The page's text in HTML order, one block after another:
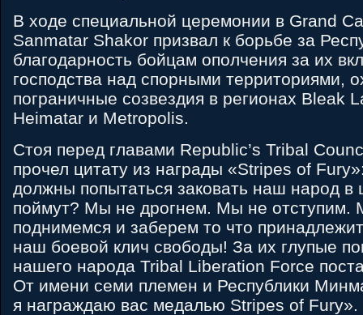
В ходе специальной церемонии в Grand
Sanmatar Shakor призвал к борьбе за
благодарность бойцам ополчения за их
господства над спорными территориями,
пограничные созвездия в регионах Bleak
Heimatar и Metropolis.
Стоя перед главами Republic’s Tribal
прочел цитату из награды «Stripes of
должны попытаться заковать наш народ в
поймут? Мы не дрогнем. Мы не отступим.
поднимемся и заберем то что
наш боевой клич свободы! За их глупые
нашего народа Tribal Liberation Force
От имени семи племен и Республики
я награждаю вас медалью Stripes of Fury».